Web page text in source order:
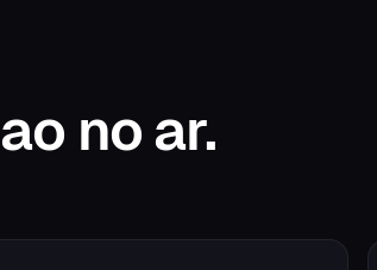
ao no ar.